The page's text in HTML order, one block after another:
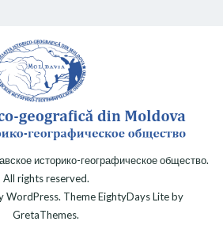
историко-географическое общество.
All rights reserved.
WordPress. ThemeEightyDays Liteby
GretaThemes.